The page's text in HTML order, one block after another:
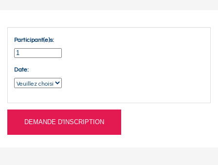
Participant(e)s:
Date:
DEMANDE D'INSCRIPTION